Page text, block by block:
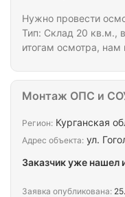
Нужно провести
Тип: Склад 20 кв.м.,
итогам осмотра, нам
согласования),
рассматриваем
возможно
Монтаж ОПС и
Регион: Курганская
Адрес объекта: ул.
Заказчик уже нашел
Заявка опубликована: